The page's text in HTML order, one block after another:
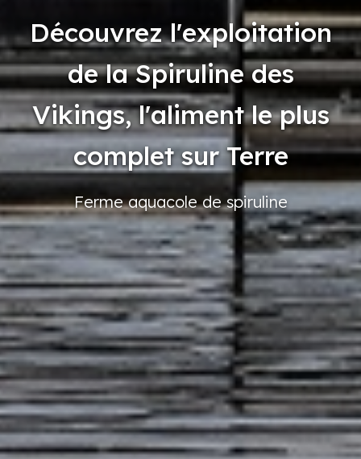
Découvrez l'exploitation
de la Spiruline des
Vikings, l'aliment le plus
complet sur Terre
Ferme aquacole de spiruline